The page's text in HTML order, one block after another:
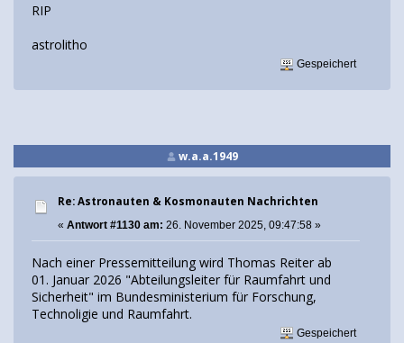
RIP
astrolitho
Gespeichert
w.a.a.1949
Re: Astronauten & Kosmonauten Nachrichten
« Antwort #1130 am: 26. November 2025, 09:47:58 »
Nach einer Pressemitteilung wird Thomas Reiter ab
01. Januar 2026 "Abteilungsleiter für Raumfahrt und
Sicherheit" im Bundesministerium für Forschung,
Technoligie und Raumfahrt.
Gespeichert